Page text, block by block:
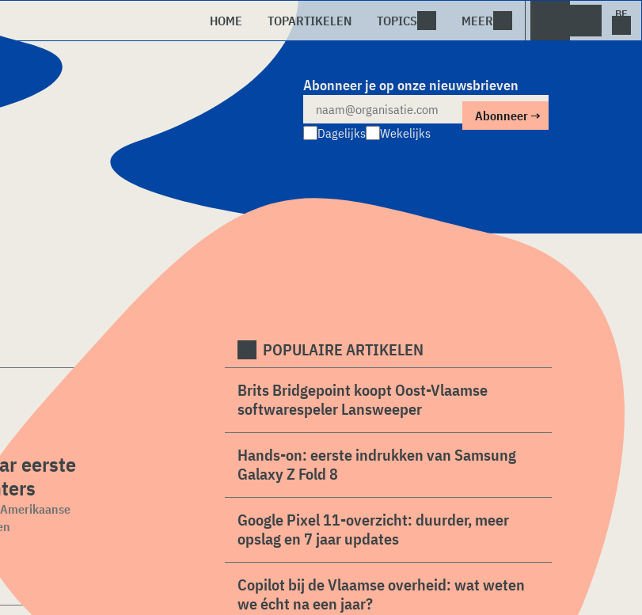
HOME TOPARTIKELEN TOPICS MEER
Abonneer je op onze nieuwsbrieven
Dagelijks Wekelijks
eerste
POPULAIRE ARTIKELEN
Brits Bridgepoint koopt Oost-Vlaamse
softwarespeler Lansweeper
Hands-on: eerste indrukken van Samsung
Galaxy Z Fold 8
Google Pixel 11-overzicht: duurder, meer
opslag en 7 jaar updates
Copilot bij de Vlaamse overheid: wat weten
we écht na een jaar?